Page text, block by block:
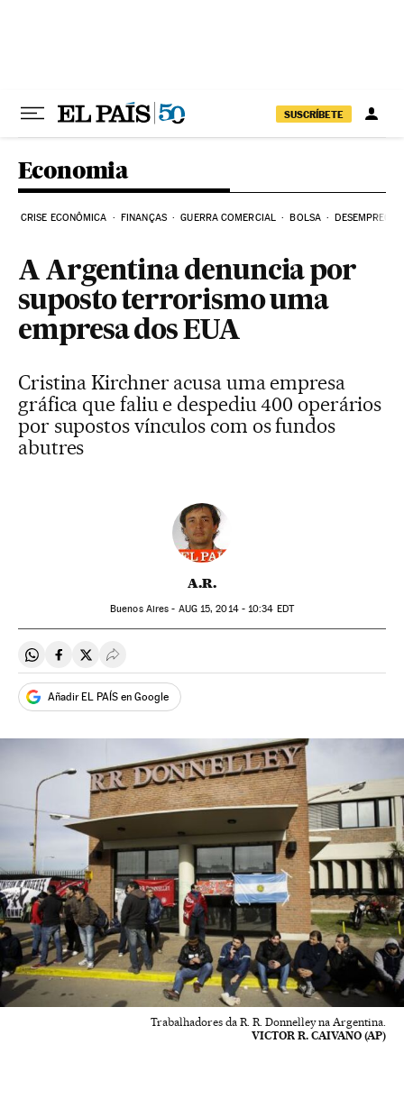
SUSCRÍBETE
Economia
CRISE ECONÔMICA FINANÇAS GUERRA COMERCIAL BOLSA DESEMPREGO
A Argentina denuncia por
suposto terrorismo uma
empresa dos EUA
Cristina Kirchner acusa uma empresa
gráfica que faliu e despediu 400 operários
por supostos vínculos com os fundos
abutres
A.R.
Buenos Aires - AUG15, 2014 - 10:34 EDT
Compartir en Whatsapp
Compartir en Facebook
Compartir en Twitter
Desplegar Redes Sociales
Añadir EL PAÍS en Google
Trabalhadores da R. R. Donnelley na Argentina.
VICTOR R. CAIVANO (AP)